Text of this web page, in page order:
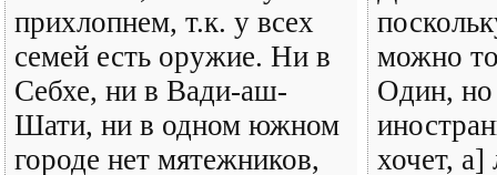
прихлопнем, т.к. у всех
семей есть оружие. Ни в
Себхе, ни в Вади-аш-
Шати, ни в одном южном
городе нет мятежников,
можно
Один,
хочет,